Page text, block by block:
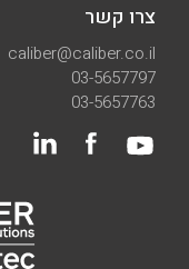
צרו קשר
caliber@caliber.co.il
03-5657797
03-5657763